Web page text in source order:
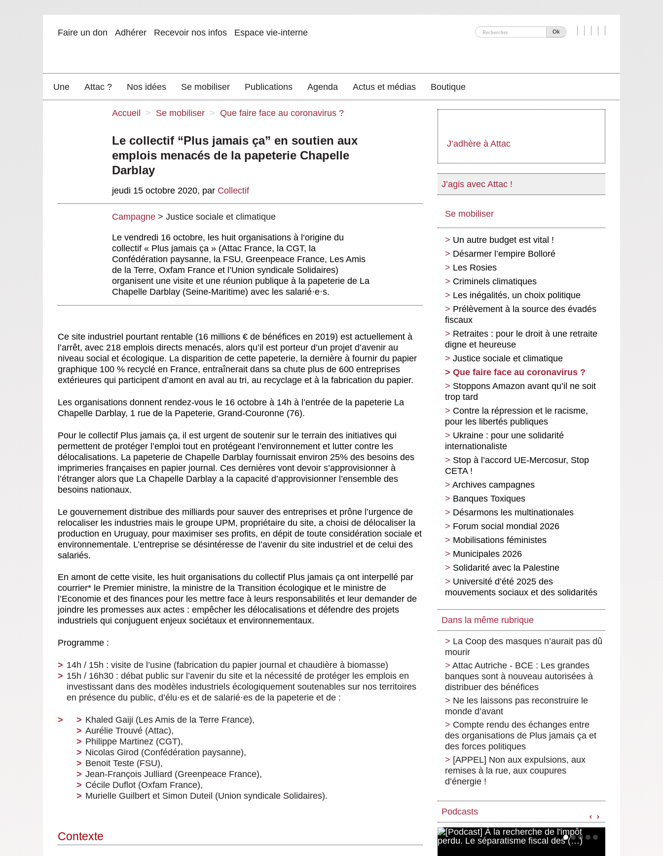
Ok
Faire un don Adhérer Recevoir nos infos Espace vie-interne
Une Attac ? Nos idées Se mobiliser Publications Agenda Actus et médias Boutique
Accueil > Se mobiliser > Que faire face au coronavirus ?
Le collectif “Plus jamais ça” en soutien aux
emplois menacés de la papeterie Chapelle
Darblay
jeudi 15 octobre 2020, par Collectif
Campagne > Justice sociale et climatique
Le vendredi 16 octobre, les huit organisations à l‘origine du
collectif « Plus jamais ça » (Attac France, la CGT, la
Confédération paysanne, la FSU, Greenpeace France, Les Amis
de la Terre, Oxfam France et l’Union syndicale Solidaires)
organisent une visite et une réunion publique à la papeterie de La
Chapelle Darblay (Seine-Maritime) avec les salarié·e·s.
Ce site industriel pourtant rentable (16 millions € de bénéfices en 2019) est actuellement à
l’arrêt, avec 218 emplois directs menacés, alors qu’il est porteur d’un projet d’avenir au
niveau social et écologique. La disparition de cette papeterie, la dernière à fournir du papier
graphique 100 % recyclé en France, entraînerait dans sa chute plus de 600 entreprises
extérieures qui participent d’amont en aval au tri, au recyclage et à la fabrication du papier.
Les organisations donnent rendez-vous le 16 octobre à 14h à l’entrée de la papeterie La
Chapelle Darblay, 1 rue de la Papeterie, Grand-Couronne (76).
Pour le collectif Plus jamais ça, il est urgent de soutenir sur le terrain des initiatives qui
permettent de protéger l’emploi tout en protégeant l’environnement et lutter contre les
délocalisations. La papeterie de Chapelle Darblay fournissait environ 25% des besoins des
imprimeries françaises en papier journal. Ces dernières vont devoir s’approvisionner à
l’étranger alors que La Chapelle Darblay a la capacité d’approvisionner l’ensemble des
besoins nationaux.
Le gouvernement distribue des milliards pour sauver des entreprises et prône l’urgence de
relocaliser les industries mais le groupe UPM, propriétaire du site, a choisi de délocaliser la
production en Uruguay, pour maximiser ses profits, en dépit de toute considération sociale et
environnementale. L’entreprise se désintéresse de l’avenir du site industriel et de celui des
salariés.
En amont de cette visite, les huit organisations du collectif Plus jamais ça ont interpellé par
courrier* le Premier ministre, la ministre de la Transition écologique et le ministre de
l’Economie et des finances pour les mettre face à leurs responsabilités et leur demander de
joindre les promesses aux actes : empêcher les délocalisations et défendre des projets
industriels qui conjuguent enjeux sociétaux et environnementaux.
Programme :
14h / 15h : visite de l’usine (fabrication du papier journal et chaudière à biomasse)
15h / 16h30 : débat public sur l’avenir du site et la nécessité de protéger les emplois en
investissant dans des modèles industriels écologiquement soutenables sur nos territoires
en présence du public, d’élu·es et de salarié·es de la papeterie et de :
Khaled Gaiji (Les Amis de la Terre France),
Aurélie Trouvé (Attac),
Philippe Martinez (CGT),
Nicolas Girod (Confédération paysanne),
Benoit Teste (FSU),
Jean-François Julliard (Greenpeace France),
Cécile Duflot (Oxfam France),
Murielle Guilbert et Simon Duteil (Union syndicale Solidaires).
Contexte
J’adhère à Attac
J’agis avec Attac !
Se mobiliser
Un autre budget est vital !
Désarmer l’empire Bolloré
Les Rosies
Criminels climatiques
Les inégalités, un choix politique
Prélèvement à la source des évadés
fiscaux
Retraites : pour le droit à une retraite
digne et heureuse
Justice sociale et climatique
Que faire face au coronavirus ?
Stoppons Amazon avant qu’il ne soit
trop tard
Contre la répression et le racisme,
pour les libertés publiques
Ukraine : pour une solidarité
internationaliste
Stop à l’accord UE-Mercosur, Stop
CETA !
Archives campagnes
Banques Toxiques
Désarmons les multinationales
Forum social mondial 2026
Mobilisations féministes
Municipales 2026
Solidarité avec la Palestine
Université d’été 2025 des
mouvements sociaux et des solidarités
Dans la même rubrique
La Coop des masques n’aurait pas dû
mourir
Attac Autriche - BCE : Les grandes
banques sont à nouveau autorisées à
distribuer des bénéfices
Ne les laissons pas reconstruire le
monde d’avant
Compte rendu des échanges entre
des organisations de Plus jamais ça et
des forces politiques
[APPEL] Non aux expulsions, aux
remises à la rue, aux coupures
d’énergie !
Podcasts ‹ ›